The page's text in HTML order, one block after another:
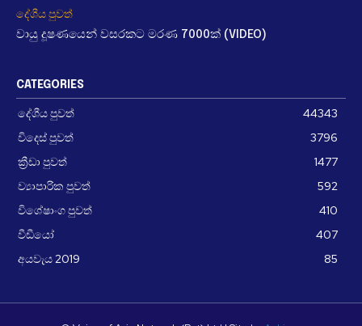
දේශීය පුවත්
වායු දූෂණයෙන් වසරකට මරණ 7000ක් (VIDEO)
CATEGORIES
දේශීය පුවත්
44343
විදෙස් පුවත්
3796
ක්‍රීඩා පුවත්
1477
ව්‍යාපාරික පුවත්
592
විශේෂාංග පුවත්
410
වීඩීයෝ
407
අයවැය 2019
85